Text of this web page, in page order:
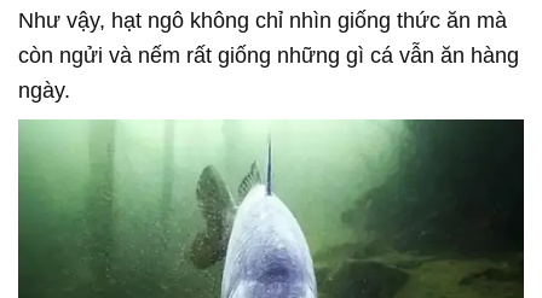
Như vậy, hạt ngô không chỉ nhìn giống thức ăn mà
còn ngửi và nếm rất giống những gì cá vẫn ăn hàng
ngày.